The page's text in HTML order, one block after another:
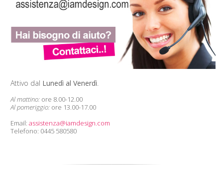
Attivo dal Lunedì al Venerdì
Al mattino: ore 8.00-12.00
Al pomeriggio: ore 13.00-17.00
Email: assistenza@iamdesign.com
Telefono: 0445 580580